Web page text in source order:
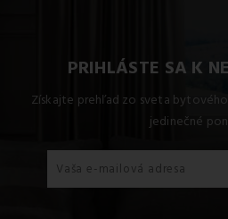
umiestnenými na
materiál si vyžaduje inú údržbu.
PRIHLÁSTE SA K
Získajte prehľad zo sveta
jedinečné